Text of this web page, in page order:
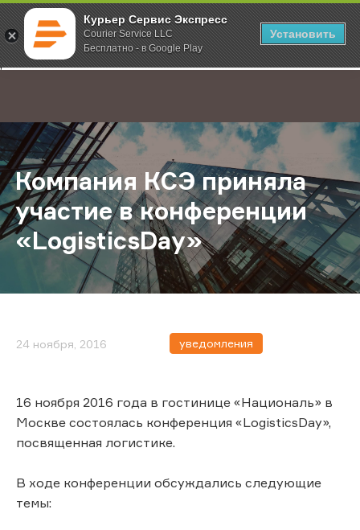
Курьер Сервис Экспресс
Courier Service LLC
Бесплатно - в Google Play
Установить
;
Главная О компании Новости Компания КСЭ приняла участие в
Компания КСЭ приняла
участие в конференции
«LogisticsDay»
24 ноября, 2016 уведомления
16 ноября 2016 года в гостинице «Националь» в
Москве состоялась конференция «LogisticsDay»,
посвященная логистике.
В ходе конференции обсуждались следующие
темы: